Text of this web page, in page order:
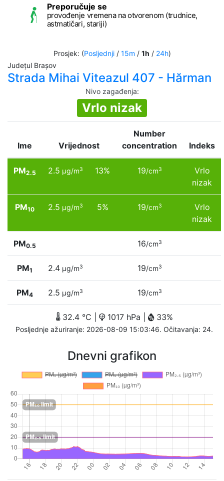
Preporučuje se
provođenje vremena na otvorenom (trudnice,
astmatičari, stariji)
Prosjek: (Posljednji/ 15m / 1h / 24h)
Județul Brașov
Strada Mihai Viteazul 407 - Hărman
Nivo zagađenja:
Vrlo nizak
Ime Vrijednost
Number
concentration
Indeks
PM2.5 2.5 µg/m3 13% 19/cm3
Vrlo
nizak
PM10 2.5 µg/m3 5% 19/cm3
Vrlo
nizak
PM0.5 16/cm3
PM1 2.4 µg/m3 19/cm3
PM4 2.5 µg/m3 19/cm3
32.4 °C | 1017 hPa | 33%
Posljednje ažuriranje: 2026-08-09 15:03:46. Očitavanja: 24.
Dnevni grafikon